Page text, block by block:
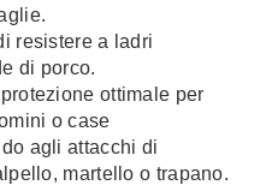
resistere a ladri
di porco.
ottimale per
o case
agli attacchi di
martello o trapano.